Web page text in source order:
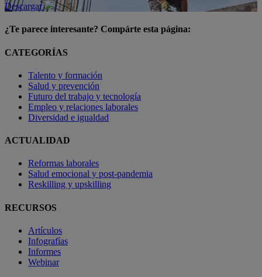
Descargar
¿Te parece interesante? Compárte esta página:
CATEGORÍAS
Talento y formación
Salud y prevención
Futuro del trabajo y tecnología
Empleo y relaciones laborales
Diversidad e igualdad
ACTUALIDAD
Reformas laborales
Salud emocional y post-pandemia
Reskilling y upskilling
RECURSOS
Artículos
Infografías
Informes
Webinar